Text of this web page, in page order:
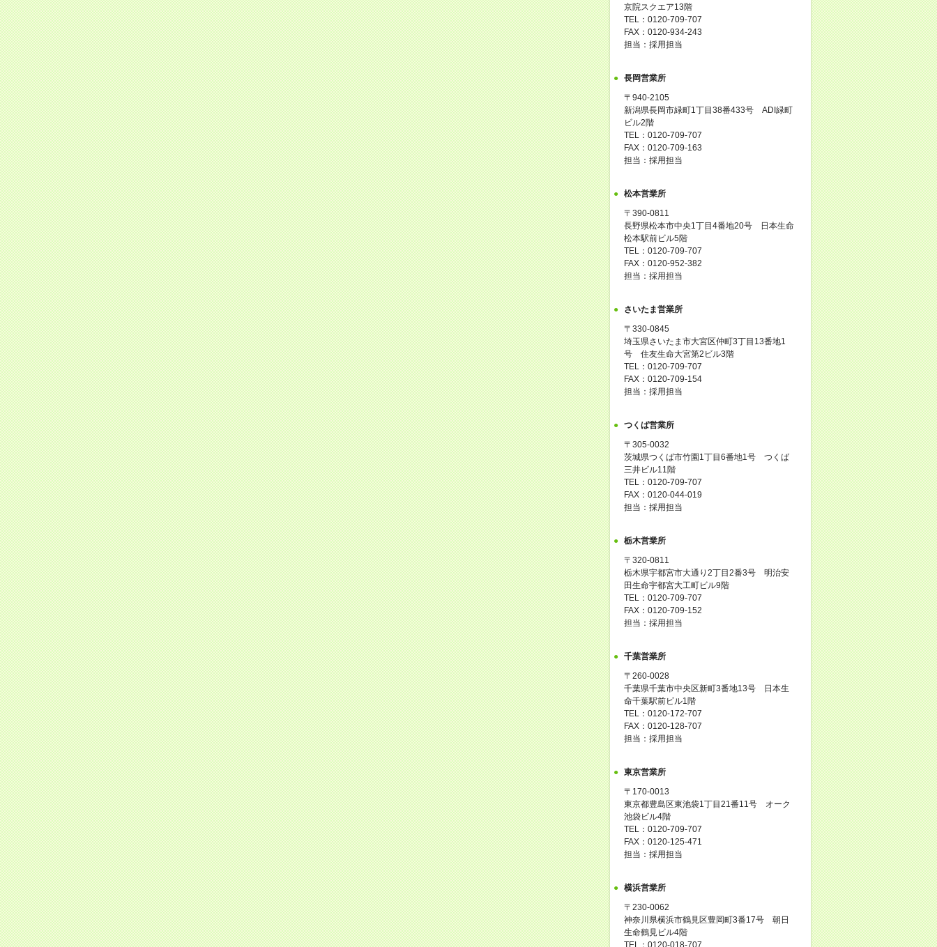
京院スクエア13階
TEL：0120-709-707
FAX：0120-934-243
担当：採用担当
長岡営業所
〒940-2105
新潟県長岡市緑町1丁目38番433号 ADI緑町
ビル2階
TEL：0120-709-707
FAX：0120-709-163
担当：採用担当
松本営業所
〒390-0811
長野県松本市中央1丁目4番地20号 日本生命
松本駅前ビル5階
TEL：0120-709-707
FAX：0120-952-382
担当：採用担当
さいたま営業所
〒330-0845
埼玉県さいたま市大宮区仲町3丁目13番地1
号 住友生命大宮第2ビル3階
TEL：0120-709-707
FAX：0120-709-154
担当：採用担当
つくば営業所
〒305-0032
茨城県つくば市竹園1丁目6番地1号 つくば
三井ビル11階
TEL：0120-709-707
FAX：0120-044-019
担当：採用担当
栃木営業所
〒320-0811
栃木県宇都宮市大通り2丁目2番3号 明治安
田生命宇都宮大工町ビル9階
TEL：0120-709-707
FAX：0120-709-152
担当：採用担当
千葉営業所
〒260-0028
千葉県千葉市中央区新町3番地13号 日本生
命千葉駅前ビル1階
TEL：0120-172-707
FAX：0120-128-707
担当：採用担当
東京営業所
〒170-0013
東京都豊島区東池袋1丁目21番11号 オーク
池袋ビル4階
TEL：0120-709-707
FAX：0120-125-471
担当：採用担当
横浜営業所
〒230-0062
神奈川県横浜市鶴見区豊岡町3番17号 朝日
生命鶴見ビル4階
TEL：0120-018-707